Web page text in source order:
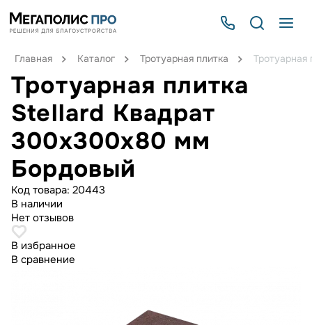
Главная Каталог Тротуарная плитка
Тротуарная плитка
Stellard Квадрат
300x300x80 мм
Бордовый
Код товара: 20443
В наличии
Нет отзывов
В избранное
В сравнение